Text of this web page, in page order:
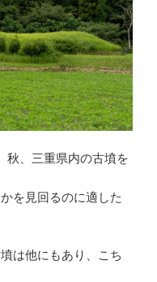
秋、三重県内の古墳を
を見回るのに適した
は他にもあり、こち